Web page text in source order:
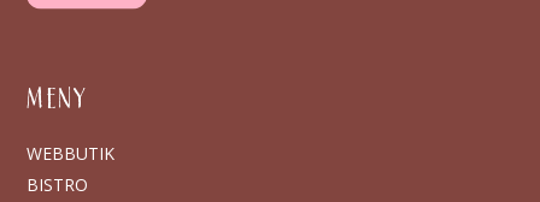
MENY
WEBBUTIK
BISTRO